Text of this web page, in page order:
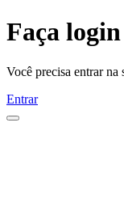
Faça
Você precisa entrar na
Entrar